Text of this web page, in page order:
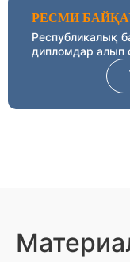
РЕСМИ
Республикалық
дипломдар алып